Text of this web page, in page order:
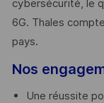
cybersécurité, le
6G. Thales
pays. ​
Nos
Une réussite